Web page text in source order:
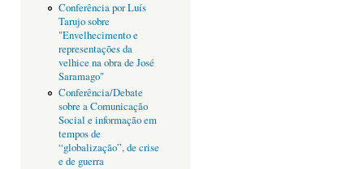
Conferência por Luís
Tarujo sobre
"Envelhecimento e
representações da
velhice na obra de José
Saramago"
Conferência/Debate
sobre a Comunicação
Social e informação em
tempos de
“globalização”, de crise
e de guerra